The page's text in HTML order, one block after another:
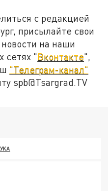
с редакцией
присылайте свои
на наши
сетях "Вконтакте",
"Телеграм-канал"
spb@Tsargrad.TV